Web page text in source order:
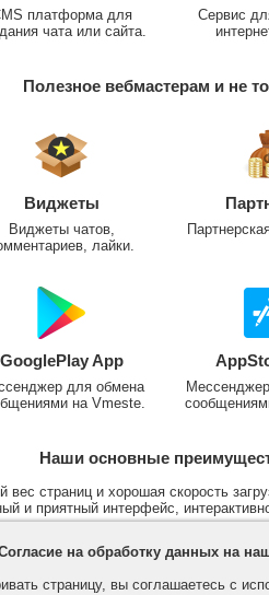
платформа для
чата или сайта.
Сервис
Полезное вебмастерам и не
Виджеты
Виджеты чатов,
лайки.
GooglePlay App
для обмена
на Vmeste.
Наши основные
вес страниц и хорошая скорость
и приятный интерфейс,
надоедливую рекламу
в группах и сообществах
основных типов и больших
на обработку данных на
страницу, вы соглашаетесь с